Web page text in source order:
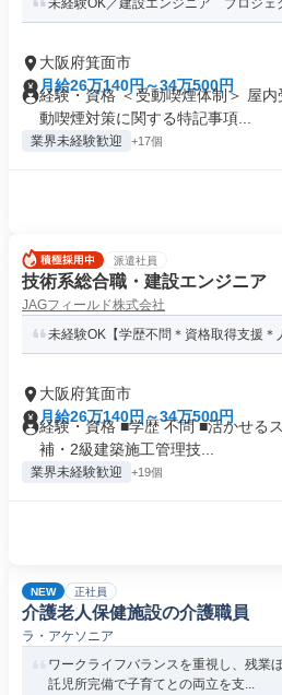
未経験OK／建設エンジニア プロジェ
大阪府箕面市
月給26万140円～34万500円
経験・資格 ＜受動喫煙体制＞ 屋
動喫煙対策に関する特記事項...
業界未経験歓迎 +17個
派遣社員
技術系総合職・建設エンジニア
JAGフィールド株式会社
未経験OK【学歴不問＊資格取得支援＊
大阪府箕面市
月給26万140円～34万500円
経験・資格 ■学歴 不問 ■活かせる
補・2級建築施工管理技...
業界未経験歓迎 +19個
NEW 正社員
介護老人保健施設の介護職員
ラ・アケソニア
ワークライフバランスを重視し、残業
託児所完備で子育てとの両立を支...